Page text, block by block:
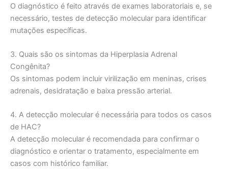
O diagnóstico é feito através de exames laboratoriais e, se
necessário, testes de detecção molecular para identificar
mutações específicas.
3. Quais são os sintomas da Hiperplasia Adrenal
Congênita?
Os sintomas podem incluir virilização em meninas, crises
adrenais, desidratação e baixa pressão arterial.
4. A detecção molecular é necessária para todos os casos
de HAC?
A detecção molecular é recomendada para confirmar o
diagnóstico e orientar o tratamento, especialmente em
casos com histórico familiar.